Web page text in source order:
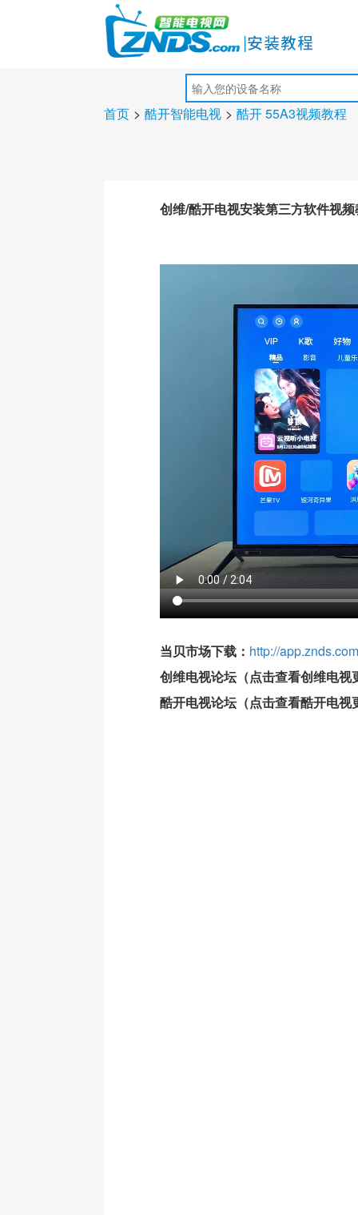
首页 > 酷开智能电视 > 酷开 55A3视频教程
创维/酷开电视安装第三方软件视
当贝市场下载： http://
创维电视论坛（点击查看创维电视
酷开电视论坛（点击查看酷开电视